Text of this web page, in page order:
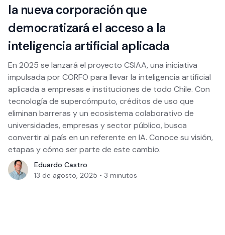
la nueva corporación que
democratizará el acceso a la
inteligencia artificial aplicada
En 2025 se lanzará el proyecto CSIAA, una iniciativa
impulsada por CORFO para llevar la inteligencia artificial
aplicada a empresas e instituciones de todo Chile. Con
tecnología de supercómputo, créditos de uso que
eliminan barreras y un ecosistema colaborativo de
universidades, empresas y sector público, busca
convertir al país en un referente en IA. Conoce su visión,
etapas y cómo ser parte de este cambio.
Eduardo Castro
13 de agosto, 2025 • 3 minutos